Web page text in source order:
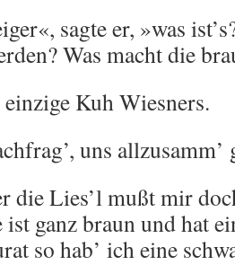
sagte er, »was
Was macht die
Kuh Wiesners.
uns allzusamm’
die Lies’l mußt mir
ganz braun und hat
so hab’ ich eine